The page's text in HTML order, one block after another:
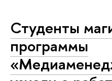
Студенты
программы